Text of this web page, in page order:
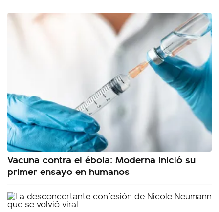
Vacuna contra el ébola: Moderna inició su
primer ensayo en humanos